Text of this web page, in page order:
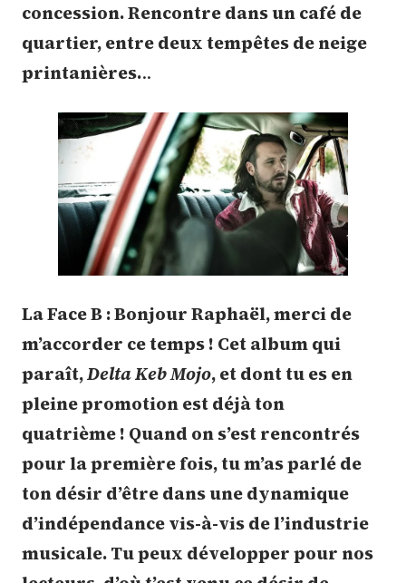
concession. Rencontre dans un café de
quartier, entre deux tempêtes de neige
printanières...
La Face B : Bonjour Raphaël, merci de
m’accorder ce temps ! Cet album qui
paraît,Delta Keb Mojo, et dont tu es en
pleine promotion est déjà ton
quatrième ! Quand on s’est rencontrés
pour la première fois, tu m’as parlé de
ton désir d’être dans une dynamique
d’indépendance vis-à-vis de l’industrie
musicale. Tu peux développer pour nos